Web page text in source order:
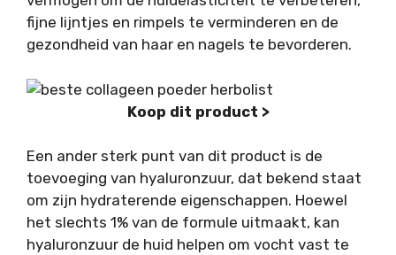
fijne lijntjes en rimpels te verminderen en de
gezondheid van haar en nagels te bevorderen.
Koop dit product >
Een ander sterk punt van dit product is de
toevoeging van hyaluronzuur, dat bekend staat
om zijn hydraterende eigenschappen. Hoewel
het slechts 1% van de formule uitmaakt, kan
hyaluronzuur de huid helpen om vocht vast te